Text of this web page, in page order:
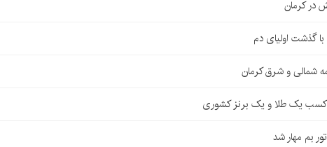
گذشت اولیای دم
شمالی و شرق کرمان
کسب یک طلا و یک برنز کشوری
بم مهار شد